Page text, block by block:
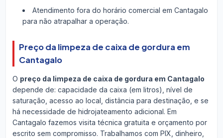
Atendimento fora do horário comercial em Cantagalo
para não atrapalhar a operação.
Preço da limpeza de caixa de gordura em
Cantagalo
O preço da limpeza de caixa de gordura em Cantagalo
depende de: capacidade da caixa (em litros), nível de
saturação, acesso ao local, distância para destinação, e se
há necessidade de hidrojateamento adicional. Em
Cantagalo fazemos visita técnica gratuita e orçamento por
escrito sem compromisso. Trabalhamos com PIX, dinheiro,